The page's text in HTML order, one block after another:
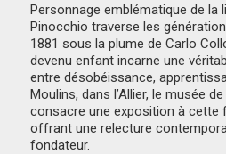
Personnage emblématique de la
Pinocchio traverse les
1881 sous la plume de Carlo
devenu enfant incarne une
entre désobéissance,
Moulins, dans l’Allier, le musée
consacre une exposition à cette
offrant une relecture
fondateur.